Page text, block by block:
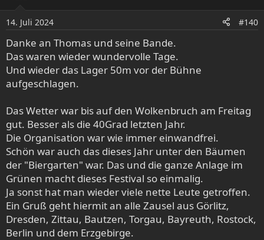
n
e
n
:
14. Juli 2024 #140
Danke an Thomas und seine Bande.
Das waren wieder wundervolle Tage.
Und wieder das Lager 50m vor der Bühne
aufgeschlagen.
Das Wetter war bis auf den Wolkenbruch am Freitag
gut. Besser als die 40Grad letzten Jahr.
Die Organisation war wie immer einwandfrei.
Schön war auch das dieses Jahr unter den Bäumen
der "Biergarten" war. Das und die ganze Anlage im
Grünen macht dieses Festival so einmalig.
Ja sonst hat man wieder viele nette Leute getroffen.
Ein Gruß geht hiermit an alle Zausel aus Görlitz,
Dresden, Zittau, Bautzen, Torgau, Bayreuth, Rostock,
Berlin und dem Erzgebirge.